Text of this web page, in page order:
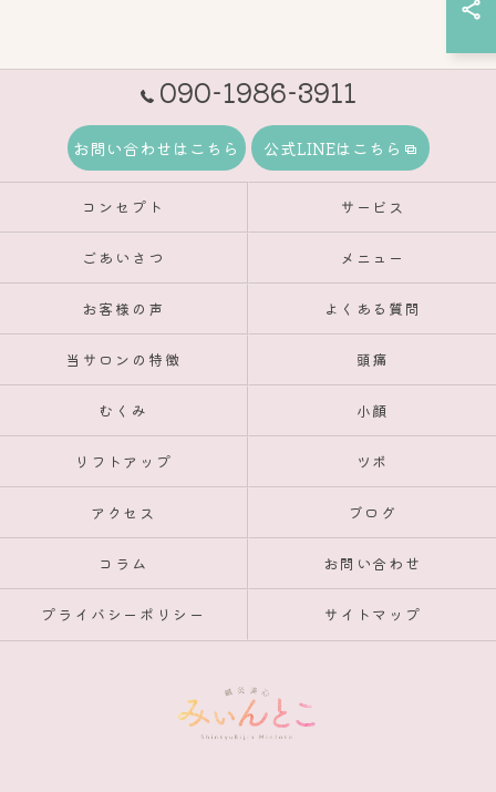
090-1986-3911
お問い合わせはこちら 公式LINEはこちら
コンセプト サービス
ごあいさつ メニュー
お客様の声 よくある質問
当サロンの特徴 頭痛
むくみ 小顔
リフトアップ ツボ
アクセス ブログ
コラム お問い合わせ
プライバシーポリシー サイトマップ